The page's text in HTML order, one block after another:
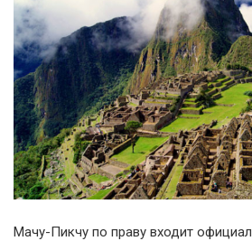
Мачу-Пикчу по праву входит